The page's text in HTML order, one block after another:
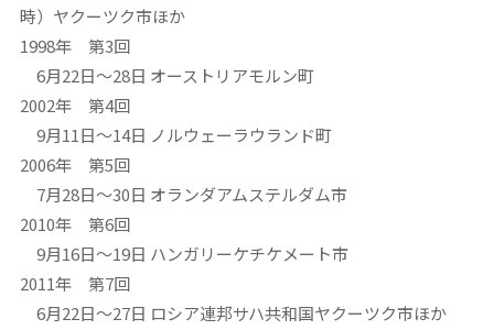
時）ヤクーツク市ほか
1998年 第3回
6月22日～28日 オーストリアモルン町
2002年 第4回
9月11日～14日 ノルウェーラウランド町
2006年 第5回
7月28日～30日 オランダアムステルダム市
2010年 第6回
9月16日～19日 ハンガリーケチケメート市
2011年 第7回
6月22日～27日 ロシア連邦サハ共和国ヤクーツク市ほか